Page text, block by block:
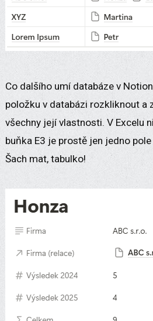
Co dalšího umí databáze v
položku v databázi rozkliknout a
všechny její vlastnosti. V Excelu
buňka E3 je prostě jen jedno
Šach mat, tabulko!